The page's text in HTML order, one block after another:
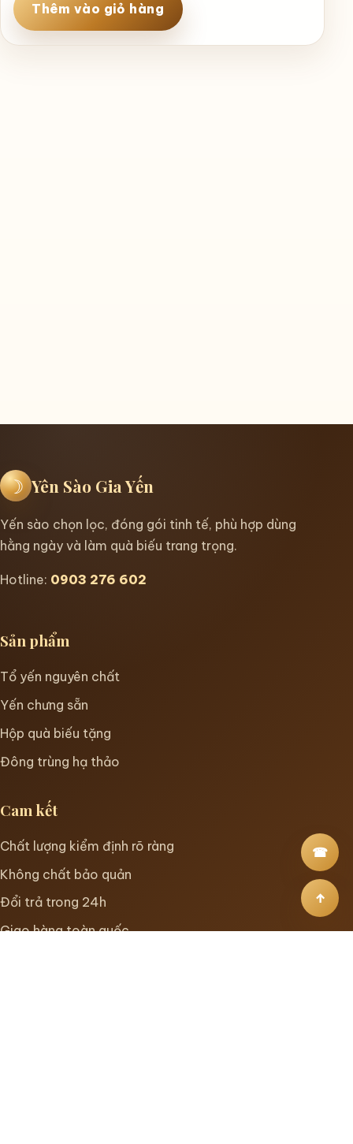
Thêm vào giỏ hàng
☽ Yên Sào Gia Yến
Yến sào chọn lọc, đóng gói tinh tế, phù hợp dùng
hằng ngày và làm quà biếu trang trọng.
Hotline: 0903 276 602
Sản phẩm
Tổ yến nguyên chất
Yến chưng sẵn
Hộp quà biếu tặng
Đông trùng hạ thảo
Cam kết
Chất lượng kiểm định rõ ràng
Không chất bảo quản
Đổi trả trong 24h
Giao hàng toàn quốc
☎
↑